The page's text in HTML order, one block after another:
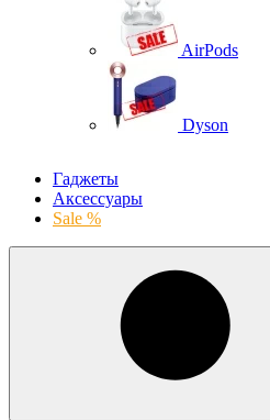
AirPods
Dyson
Гаджеты
Аксессуары
Sale %